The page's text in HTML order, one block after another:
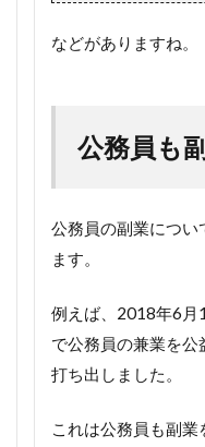
などがありますね。
公務員も
公務員の副業につい
ます。
例えば、2018年6月
で公務員の兼業を
打ち出しました。
これは公務員も副